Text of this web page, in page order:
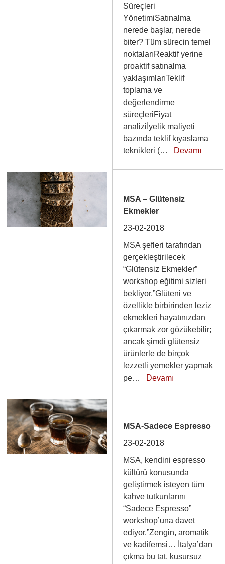
Süreçleri
YönetimiSatınalma
nerede başlar, nerede
biter? Tüm sürecin temel
noktalarıReaktif yerine
proaktif satınalma
yaklaşımlarıTeklif
toplama ve
değerlendirme
süreçleriFiyat
analiziİyelik maliyeti
bazında teklif kıyaslama
teknikleri (… Devamı
MSA – Glütensiz
Ekmekler
23-02-2018
MSA şefleri tarafından
gerçekleştirilecek
“Glütensiz Ekmekler”
workshop eğitimi sizleri
bekliyor.”Glüteni ve
özellikle birbirinden leziz
ekmekleri hayatınızdan
çıkarmak zor gözükebilir;
ancak şimdi glütensiz
ürünlerle de birçok
lezzetli yemekler yapmak
pe… Devamı
MSA-Sadece Espresso
23-02-2018
MSA, kendini espresso
kültürü konusunda
geliştirmek isteyen tüm
kahve tutkunlarını
“Sadece Espresso”
workshop’una davet
ediyor.”Zengin, aromatik
ve kadifemsi… İtalya’dan
çıkma bu tat, kusursuz